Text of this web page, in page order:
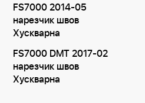
FS7000 2014-05
нарезчик швов
Хускварна
FS7000 DMT 2017-02
нарезчик швов
Хускварна